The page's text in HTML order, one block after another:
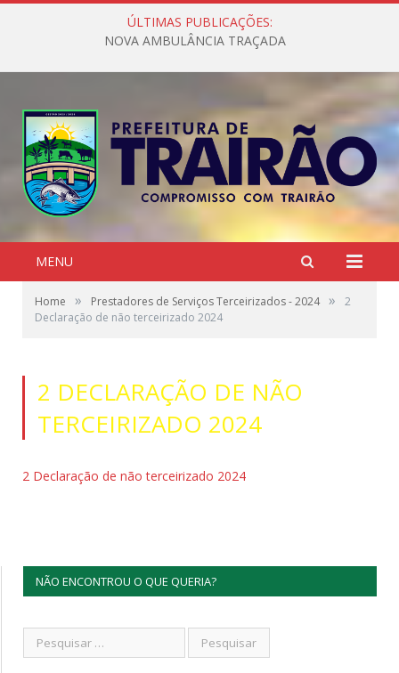
ÚLTIMAS PUBLICAÇÕES:
NOVA AMBULÂNCIA TRAÇADA
MENU
Home » Prestadores de Serviços Terceirizados - 2024 »
2
Declaração de não terceirizado 2024
2 DECLARAÇÃO DE NÃO
TERCEIRIZADO 2024
2 Declaração de não terceirizado 2024
NÃO ENCONTROU O QUE QUERIA?